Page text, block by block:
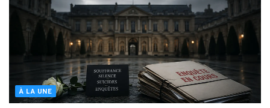
À LA UNE